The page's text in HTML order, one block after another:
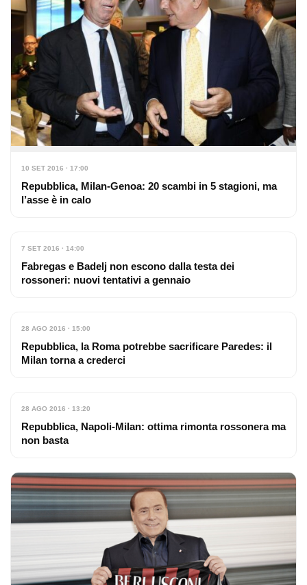
10 SET 2016 · 17:00
Repubblica, Milan-Genoa: 20 scambi in 5 stagioni, ma
l’asse è in calo
7 SET 2016 · 14:00
Fabregas e Badelj non escono dalla testa dei
rossoneri: nuovi tentativi a gennaio
28 AGO 2016 · 15:00
Repubblica, la Roma potrebbe sacrificare Paredes: il
Milan torna a crederci
28 AGO 2016 · 13:20
Repubblica, Napoli-Milan: ottima rimonta rossonera ma
non basta